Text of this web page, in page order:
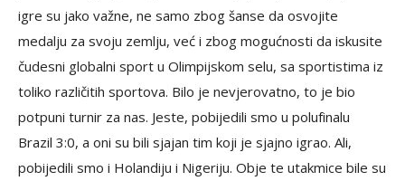
igre su jako važne, ne samo zbog šanse da osvojite
medalju za svoju zemlju, već i zbog mogućnosti da iskusite
čudesni globalni sport u Olimpijskom selu, sa sportistima iz
toliko različitih sportova. Bilo je nevjerovatno, to je bio
potpuni turnir za nas. Jeste, pobijedili smo u polufinalu
Brazil 3:0, a oni su bili sjajan tim koji je sjajno igrao. Ali,
pobijedili smo i Holandiju i Nigeriju. Obje te utakmice bile su